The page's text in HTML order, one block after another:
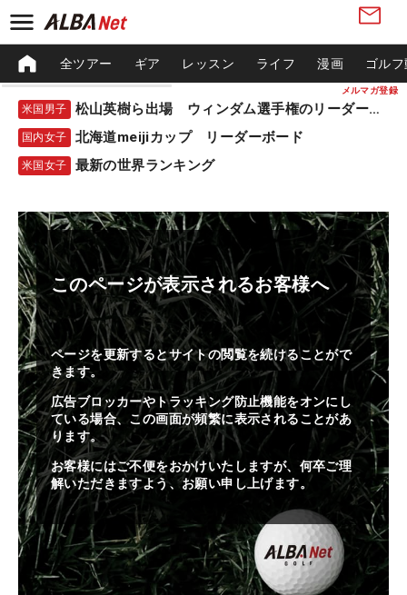
メルマガ登録
全ツアー ギア レッスン ライフ 漫画 ゴル
米国男子 松山英樹ら出場 ウィンダム選手権のリーダーボード
国内女子 北海道meijiカップ リーダーボード
米国女子 最新の世界ランキング
このページが表示されるお客様へ
ページを更新するとサイトの閲覧を続けることがで
きます。
広告ブロッカーやトラッキング防止機能をオンにし
ている場合、この画面が頻繁に表示されることがあ
ります。
お客様にはご不便をおかけいたしますが、何卒ご理
解いただきますよう、お願い申し上げます。